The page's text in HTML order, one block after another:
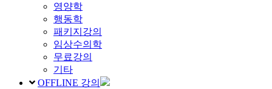
영양학
행동학
패키지강의
임상수의학
무료강의
기타
OFFLINE 강의